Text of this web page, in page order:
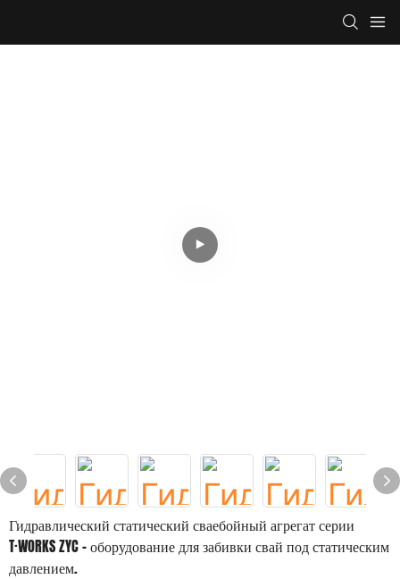
Гидравлический статический сваебойный агрегат серии
T·WORKS ZYC – оборудование для забивки свай под статическим
давлением.